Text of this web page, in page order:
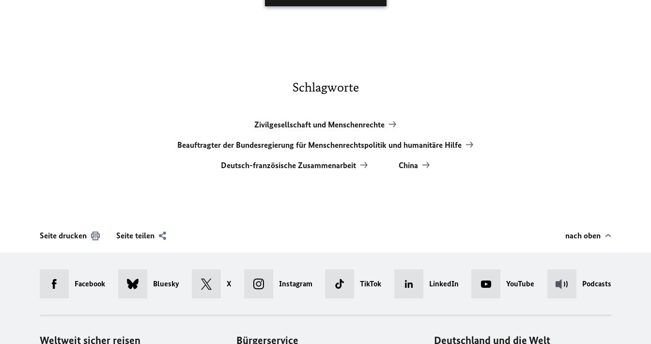
Schlagworte
Zivilgesellschaft und Menschenrechte
Beauftragter der Bundesregierung für Menschenrechtspolitik und humanitäre Hilfe
Deutsch-französische Zusammenarbeit China
Seite drucken Seite teilen nach oben
Facebook Bluesky X Instagram TikTok LinkedIn YouTube Podcasts
Weltweit sicher reisen Bürgerservice Deutschland und die Welt